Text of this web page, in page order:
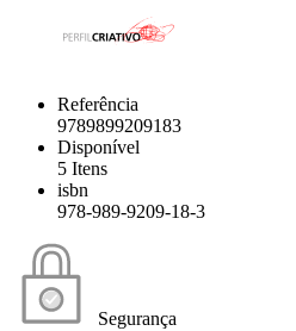
Referência
9789899209183
Disponível
5 Itens
isbn
978-989-9209-18-3
Segurança